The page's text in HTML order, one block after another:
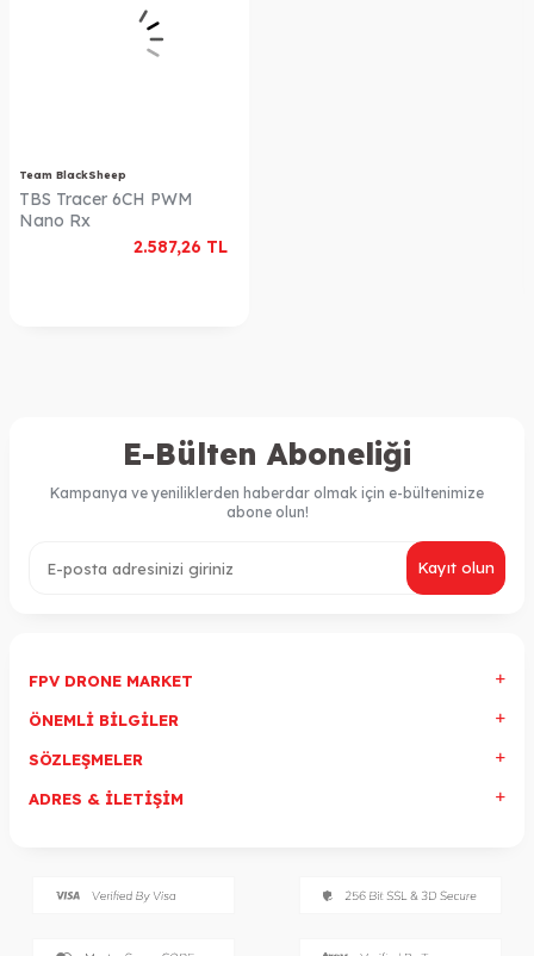
Team BlackSheep
2.587,26 TL
TBS Tracer 6CH PWM
Nano Rx
E-Bülten Aboneliği
Kampanya ve yeniliklerden haberdar olmak için e-bültenimize
abone olun!
Kayıt olun
FPV DRONE MARKET
ÖNEMLI BILGILER
SÖZLEŞMELER
ADRES & İLETIŞIM